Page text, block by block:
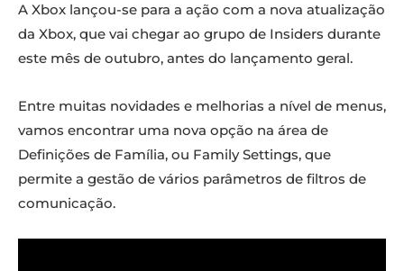
A Xbox lançou-se para a ação com a nova atualização
da Xbox, que vai chegar ao grupo de Insiders durante
este mês de outubro, antes do lançamento geral.
Entre muitas novidades e melhorias a nível de menus,
vamos encontrar uma nova opção na área de
Definições de Família, ou Family Settings, que
permite a gestão de vários parâmetros de filtros de
comunicação.